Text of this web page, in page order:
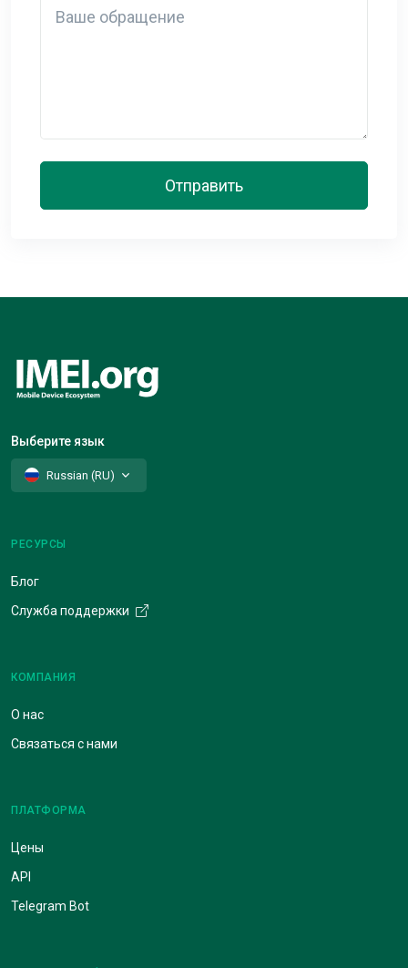
Отправить
Выберите язык
Russian (RU)
РЕСУРСЫ
Блог
Служба поддержки
КОМПАНИЯ
О нас
Связаться с нами
ПЛАТФОРМА
Цены
API
Telegram Bot